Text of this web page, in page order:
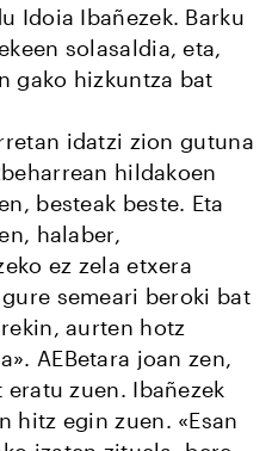
Idoia Ibañezek. Barku
solasaldia, eta,
gako hizkuntza bat
idatzi zion gutuna
hildakoen
besteak beste. Eta
halaber,
ez zela etxera
semeari beroki bat
aurten hotz
AEBetara joan zen,
zuen. Ibañezek
hitz egin zuen. «Esan